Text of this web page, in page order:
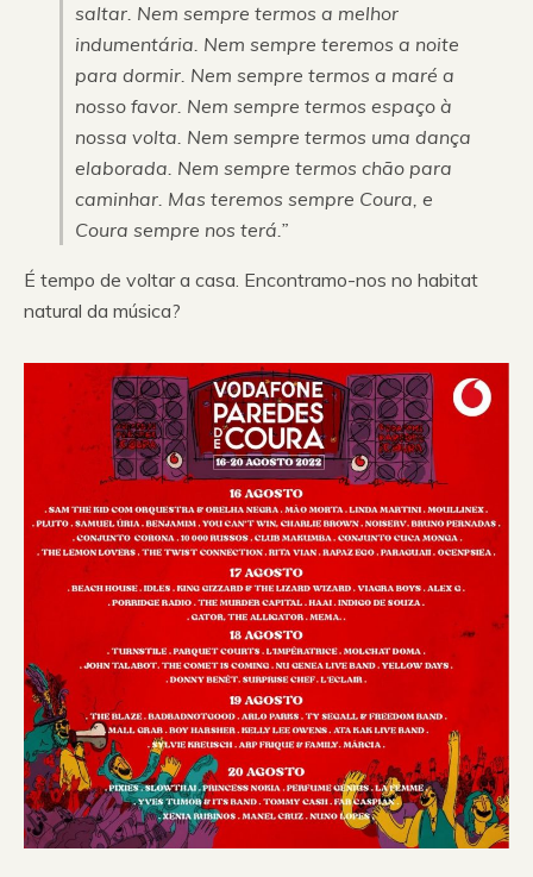
saltar. Nem sempre termos a melhor
indumentária. Nem sempre teremos a noite
para dormir. Nem sempre termos a maré a
nosso favor. Nem sempre termos espaço à
nossa volta. Nem sempre termos uma dança
elaborada. Nem sempre termos chão para
caminhar. Mas teremos sempre Coura, e
Coura sempre nos terá.”
É tempo de voltar a casa. Encontramo-nos no habitat
natural da música?